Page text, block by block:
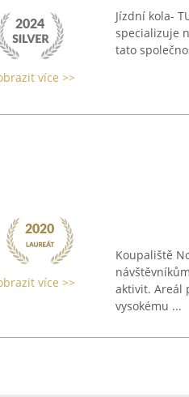
více >>
Jízdní kola-
specializuje
tato
více >>
Koupaliště
aktivit. Areál
vysokému ...